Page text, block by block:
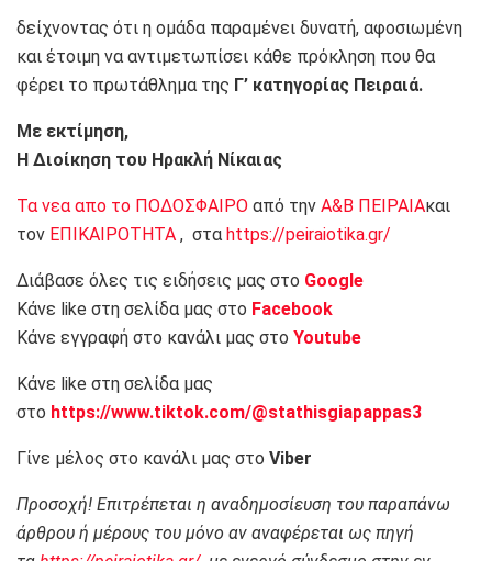
δείχνοντας ότι η ομάδα παραμένει δυνατή, αφοσιωμένη
και έτοιμη να αντιμετωπίσει κάθε πρόκληση που θα
φέρει το πρωτάθλημα της Γ’ κατηγορίας Πειραιά.
Με εκτίμηση,
Η Διοίκηση του Ηρακλή Νίκαιας
Τα νεα απο το ΠΟΔΟΣΦΑΙΡΟ από την Α&Β ΠΕΙΡΑΙΑκαι
τον ΕΠΙΚΑΙΡΟΤΗΤΑ , στα https://peiraiotika.gr/
Διάβασε όλες τις ειδήσεις μας στο Google
Κάνε like στη σελίδα μας στο Facebook
Κάνε εγγραφή στο κανάλι μας στο Youtube
Κάνε like στη σελίδα μας
στο https://www.tiktok.com/@stathisgiapappas3
Γίνε μέλος στο κανάλι μας στο Viber
Προσοχή! Επιτρέπεται η αναδημοσίευση του παραπάνω
άρθρου ή μέρους του μόνο αν αναφέρεται ως πηγή